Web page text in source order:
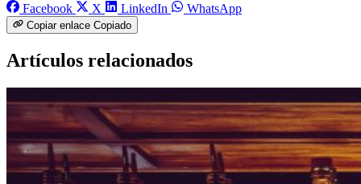
Facebook
X LinkedIn WhatsApp
Copiar enlace Copiado
Artículos relacionados